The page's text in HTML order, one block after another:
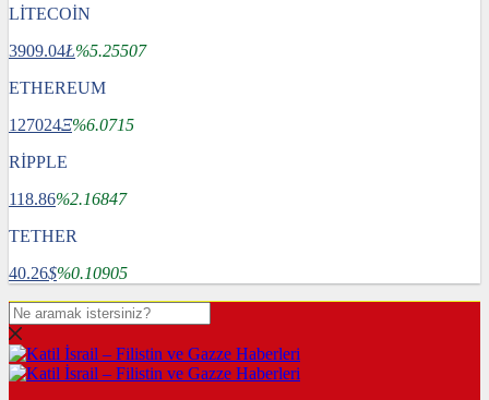
LİTECOİN
3909.04Ł%5.25507
ETHEREUM
127024Ξ%6.0715
RİPPLE
118.86%2.16847
TETHER
40.26$%0.10905